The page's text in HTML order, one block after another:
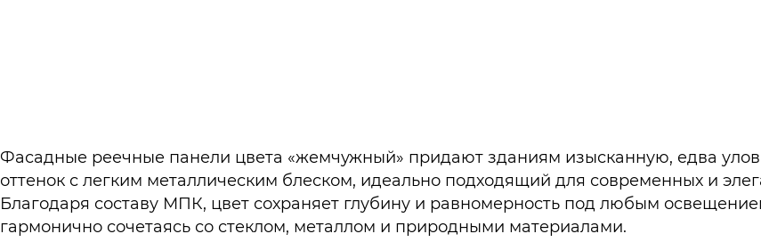
Фасадные реечные панели цвета «жемчужный» придают зданиям изысканную, едва
оттенок с легким металлическим блеском, идеально подходящий для современных и
Благодаря составу МПК, цвет сохраняет глубину и равномерность под любым
гармонично сочетаясь со стеклом, металлом и природными материалами.